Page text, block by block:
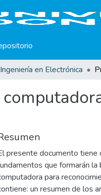
Ingeniería en Electrónica
presente documento tiene
que formarán
para
un resumen de los